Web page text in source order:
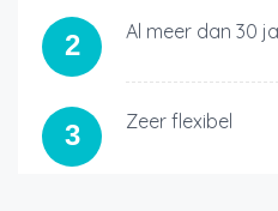
2 Al meer dan 30
3 Zeer flexibel